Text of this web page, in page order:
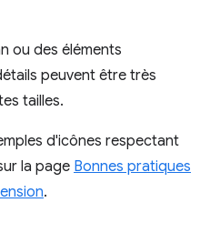
ou des éléments
peuvent être très
tailles.
d'icônes respectant
la page Bonnes pratiques
.